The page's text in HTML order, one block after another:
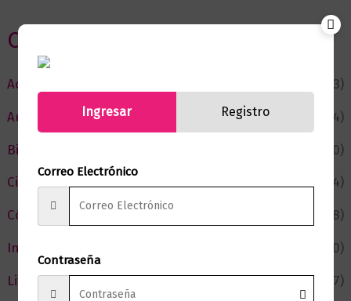
Categorias
Actualidad
(53)
Autor del Mes
(4)
Bienestar
(230)
Ciencia y Conocimiento
(74)
Cómic y Fantasía
(88)
Infantil y Juvenil
(210)
Literatura
(367)
Ingresar Registro
Correo Electrónico
Contraseña